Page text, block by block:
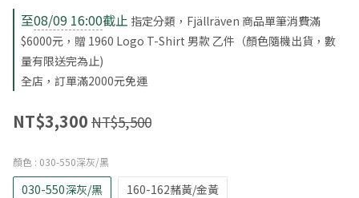
至08/09 16:00截止 指定分類，Fjällräven 商品單筆消費滿
$6000元，贈 1960 Logo T-Shirt 男款 乙件（顏色隨機出貨，數
量有限送完為止)
全店，訂單滿2000元免運
NT$3,300 NT$5,500
顏色 : 030-550深灰/黑
030-550深灰/黑
160-162赭黃/金黃